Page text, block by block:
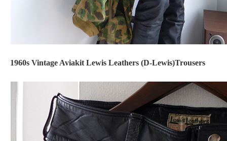
1960s Vintage Aviakit Lewis Leathers (D-Lewis)Trousers